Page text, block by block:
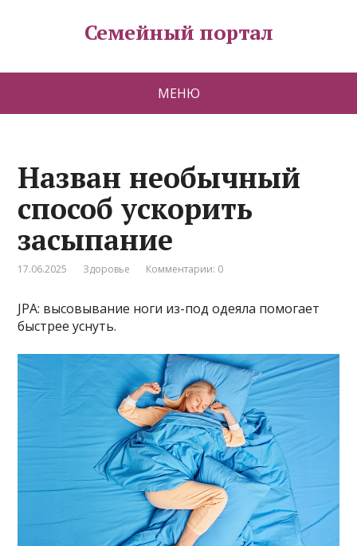
Семейный портал
МЕНЮ
Назван необычный
способ ускорить
засыпание
17.06.2025 Здоровье Комментарии: 0
JPA: высовывание ноги из-под одеяла помогает
быстрее уснуть.